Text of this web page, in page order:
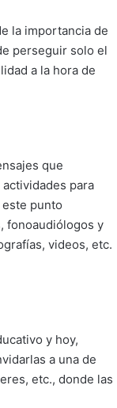
la importancia de
perseguir solo el
a la hora de
que
para
punto
fonoaudiólogos y
videos, etc.
y hoy,
a una de
etc., donde las